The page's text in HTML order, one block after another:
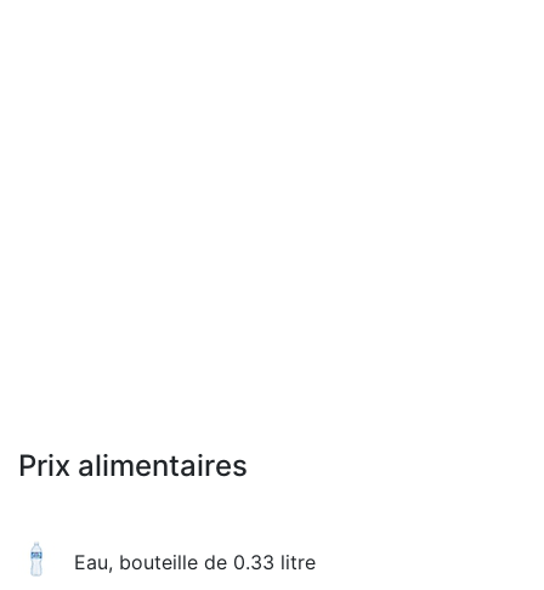
Prix alimentaires
Eau, bouteille de 0.33 litre